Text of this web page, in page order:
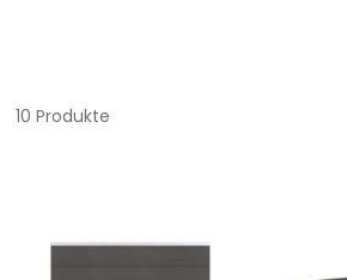
10 Produkte